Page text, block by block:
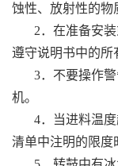
蚀性、放射性的物
2．在准备安
遵守说明书中的所
3．不要操作
机。
4．当进料温
清单中注明的限度